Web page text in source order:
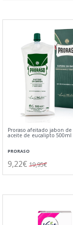
Proraso afeitado jabon
aceite de eucalipto 500ml
PRORASO
9,22€ 19,95€